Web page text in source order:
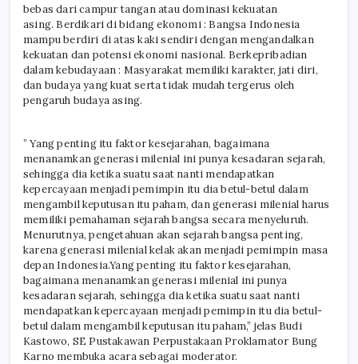
bebas dari campur tangan atau dominasi kekuatan
asing. Berdikari di bidang ekonomi : Bangsa Indonesia
mampu berdiri di atas kaki sendiri dengan mengandalkan
kekuatan dan potensi ekonomi nasional. Berkepribadian
dalam kebudayaan : Masyarakat memiliki karakter, jati diri,
dan budaya yang kuat serta tidak mudah tergerus oleh
pengaruh budaya asing.
” Yang penting itu faktor kesejarahan, bagaimana
menanamkan generasi milenial ini punya kesadaran sejarah,
sehingga dia ketika suatu saat nanti mendapatkan
kepercayaan menjadi pemimpin itu dia betul-betul dalam
mengambil keputusan itu paham, dan generasi milenial harus
memiliki pemahaman sejarah bangsa secara menyeluruh.
Menurutnya, pengetahuan akan sejarah bangsa penting,
karena generasi milenial kelak akan menjadi pemimpin masa
depan Indonesia.Yang penting itu faktor kesejarahan,
bagaimana menanamkan generasi milenial ini punya
kesadaran sejarah, sehingga dia ketika suatu saat nanti
mendapatkan kepercayaan menjadi pemimpin itu dia betul-
betul dalam mengambil keputusan itu paham,” jelas Budi
Kastowo, SE Pustakawan Perpustakaan Proklamator Bung
Karno membuka acara sebagai moderator.